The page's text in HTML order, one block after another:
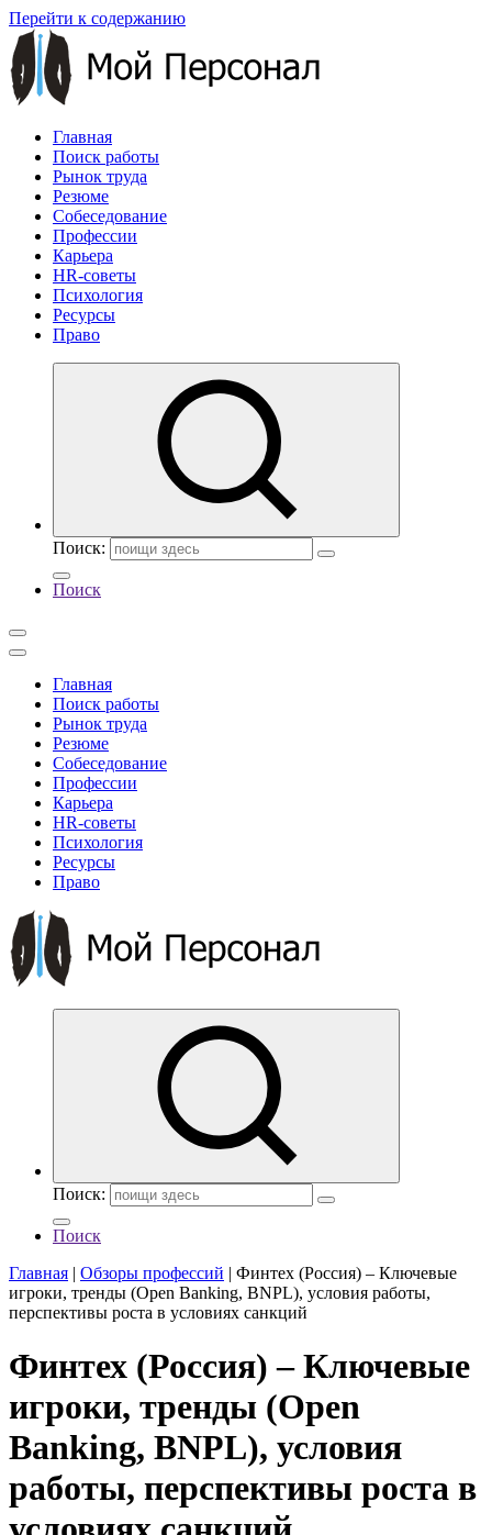
Перейти к содержанию
Главная
Поиск работы
Рынок труда
Резюме
Собеседование
Профессии
Карьера
HR-советы
Психология
Ресурсы
Право
Поиск:
Поиск
Главная
Поиск работы
Рынок труда
Резюме
Собеседование
Профессии
Карьера
HR-советы
Психология
Ресурсы
Право
Поиск:
Поиск
Главная | Обзоры профессий | Финтех (Россия) – Ключевые
игроки, тренды (Open Banking, BNPL), условия работы,
перспективы роста в условиях санкций
Финтех (Россия) – Ключевые
игроки, тренды (Open
Banking, BNPL), условия
работы, перспективы роста в